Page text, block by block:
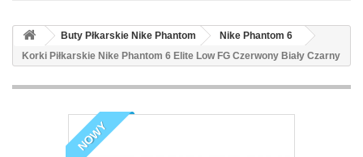
Buty Płkarskie Nike Phantom
Nike Phantom 6
Korki Piłkarskie Nike Phantom 6 Elite Low FG Czerwony Biały Czarny
NOWY